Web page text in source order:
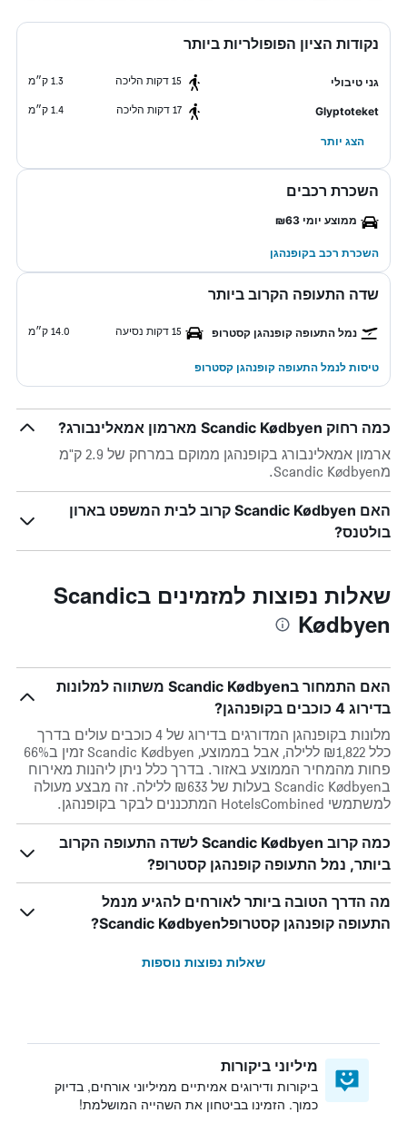
נקודות הציון הפופולריות ביותר
גני טיבולי 15 דקות הליכה 1.3 ק״מ
Glyptoteket 17 דקות הליכה 1.4 ק״מ
הצג יותר
השכרת רכבים
ממוצע יומי ₪63
השכרת רכב בקופנהגן
שדה התעופה הקרוב ביותר
נמל התעופה קופנהגן קסטרופ 15 דקות נסיעה 14.0 ק״מ
טיסות לנמל התעופה קופנהגן קסטרופ
כמה רחוק Scandic Kødbyen מארמון אמאלינבורג?
ארמון אמאלינבורג בקופנהגן ממוקם במרחק של 2.9 ק"מ
מScandic Kødbyen.
האם Scandic Kødbyen קרוב לבית המשפט בארון
בולטנס?
שאלות נפוצות למזמינים בScandic
Kødbyen
האם התמחור בScandic Kødbyen משתווה למלונות
בדירוג 4 כוכבים בקופנהגן?
מלונות בקופנהגן המדורגים בדירוג של 4 כוכבים עולים בדרך
כלל ₪1,822 ללילה, אבל בממוצע, Scandic Kødbyen זמין ב66%
פחות מהמחיר הממוצע באזור. בדרך כלל ניתן ליהנות מאירוח
בScandic Kødbyen בעלות של ₪633 ללילה. זה מבצע מעולה
למשתמשי HotelsCombined המתכננים לבקר בקופנהגן.
כמה קרוב Scandic Kødbyen לשדה התעופה הקרוב
ביותר, נמל התעופה קופנהגן קסטרופ?
מה הדרך הטובה ביותר לאורחים להגיע מנמל
התעופה קופנהגן קסטרופלScandic Kødbyen?
שאלות נפוצות נוספות
מיליוני ביקורות
ביקורות ודירוגים אמיתיים ממיליוני אורחים, בדיוק
כמוך. הזמינו בביטחון את השהייה המושלמת!